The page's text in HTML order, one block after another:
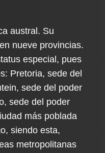
austral. Su
nueve provincias.
especial, pues
Pretoria, sede del
sede del poder
sede del poder
más poblada
siendo esta,
metropolitanas